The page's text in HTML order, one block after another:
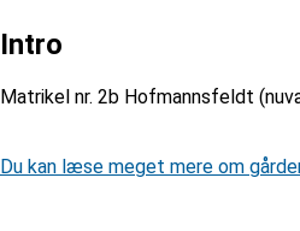
Intro
Matrikel nr. 2b Hofmannsfeldt
Du kan læse meget mere om